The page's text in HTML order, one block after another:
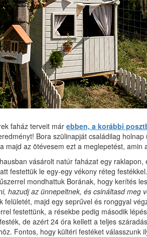
faház terveit már ebben, a korábbi
Bora szülinapját családilag
majd az ötévesem ezt a meglepetést, amin
vásárolt natúr faházat egy
festettük le egy-egy vékony réteg
mondhattuk Borának, hogy kerítés
hazudj az ünnepeltnek, és csináltasd meg
felületét, majd egy seprűvel és ronggyal
festettünk, a résekbe pedig második
de azért 24 óra kellett a teljes
Fontos, hogy kültéri festéket válasszunk